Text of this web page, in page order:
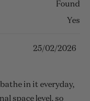
Found
Yes
25/02/2026
in it everyday,
space level, so